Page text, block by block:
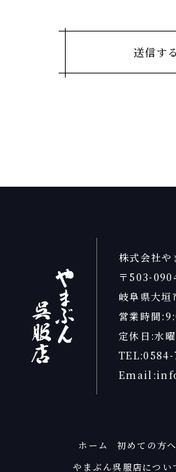
株式会社や
〒503-
岐阜県大垣
営業時間
定休日:水
ホーム 初めての方へ
やまぶん呉服店につい